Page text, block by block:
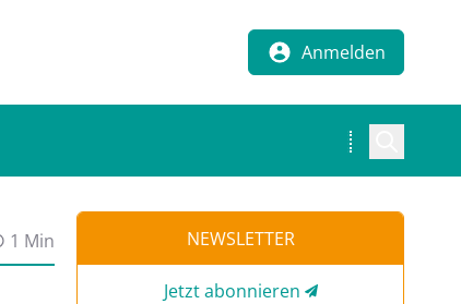
Anmelden
1 Min NEWSLETTER
Jetzt abonnieren